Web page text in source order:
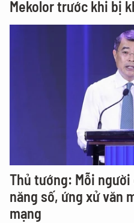
Mekolor trước khi bị
Thủ tướng: Mỗi
năng số, ứng xử văn
mạng